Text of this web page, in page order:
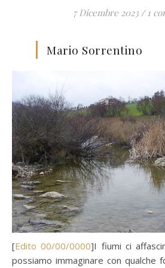
7 Dicembre 2023 / 1
Mario Sorrentino
[ Edito 00/00/0000]I fiumi ci
possiamo immaginare con qualche